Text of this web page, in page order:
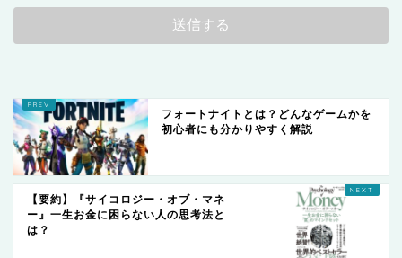
フォートナイトとは？どんなゲームかを
初心者にも分かりやすく解説
【要約】『サイコロジー・オブ・マネ
ー』一生お金に困らない人の思考法と
は？